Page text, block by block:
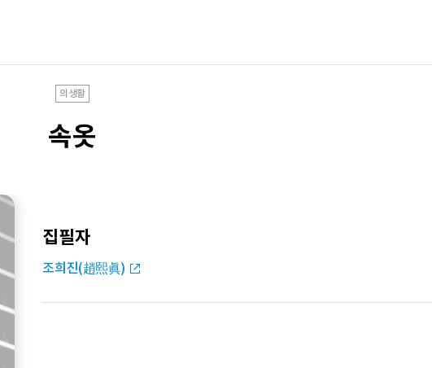
의생활
속옷
집필자
조희진(趙熙眞)